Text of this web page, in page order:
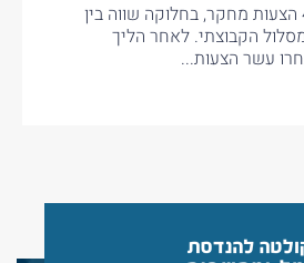
לתוכנית הוגשו 46 הצעות מחקר, בחלוקה שווה בין
הקבוצתי. לאחר הליך
עשר הצעות...